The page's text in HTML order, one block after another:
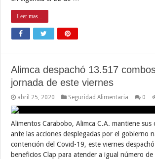
Leer mas...
Alimca despachó 13.517
jornada de este viernes
abril 25, 2020 Seguridad Alimentaria 0
Alimentos Carabobo, Alimca C.A. mantiene sus
ante las acciones desplegadas por el gobierno
contención del Covid-19, este viernes
beneficios Clap para atender a igual número